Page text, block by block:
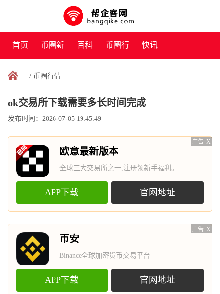
首页 币圈新
闻
百科 币圈行 快讯
/ 币圈行情
ok交易所下载需要多长时间完成
发布时间：2026-07-05 19:45:49
广告 X
欧意最新版本
全球三大交易所之一,注册领新手福利。
APP下载 官网地址
广告 X
币安
Binance全球加密货币交易平台
APP下载 官网地址